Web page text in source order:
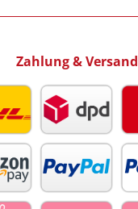
Zahlung & Versand